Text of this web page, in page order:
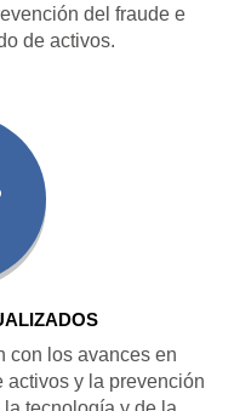
del fraude e
de activos.
con los avances en
activos y la prevención